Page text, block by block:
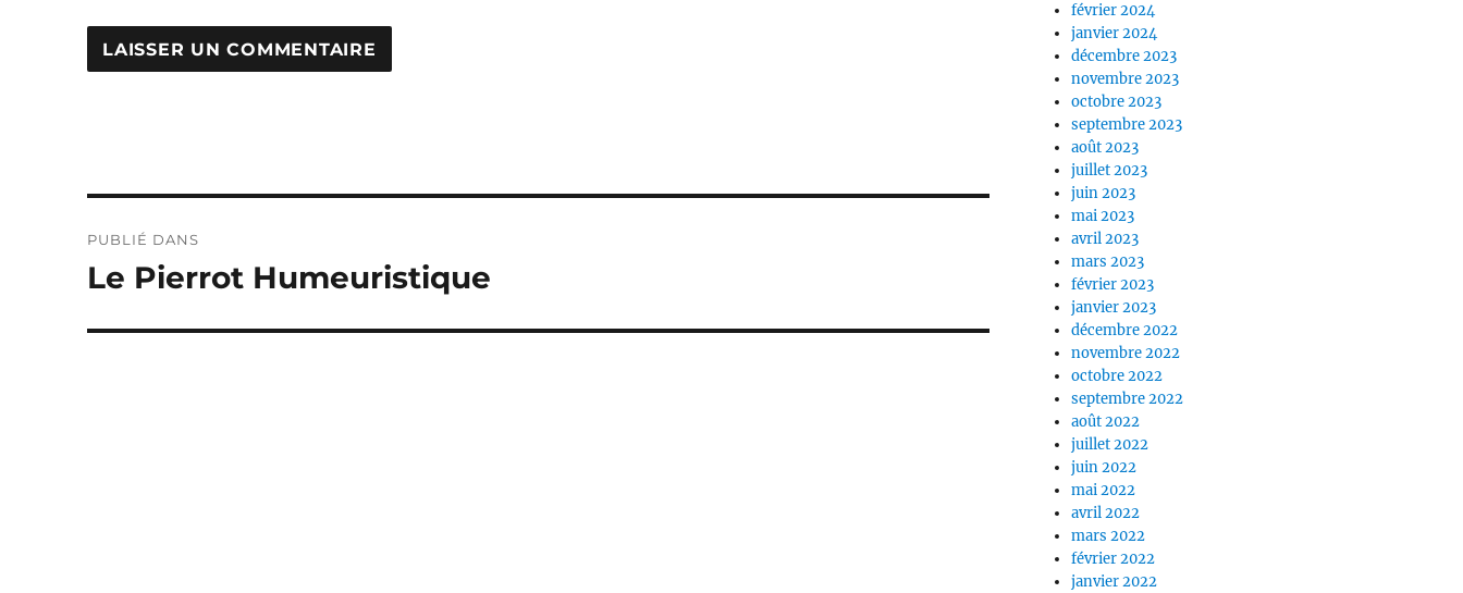
de
PUBLIÉ DANS
Le Pierrot Humeuristique
février 2024
janvier 2024
décembre 2023
novembre 2023
octobre 2023
septembre 2023
août 2023
juillet 2023
juin 2023
mai 2023
avril 2023
mars 2023
février 2023
janvier 2023
décembre 2022
novembre 2022
octobre 2022
septembre 2022
août 2022
juillet 2022
juin 2022
mai 2022
avril 2022
mars 2022
février 2022
janvier 2022